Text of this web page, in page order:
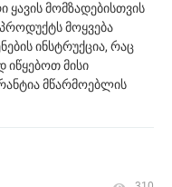
მომზადებისთვის
მოყვება
ინსტრუქცია, რაც
მისი
მწარმოებლის